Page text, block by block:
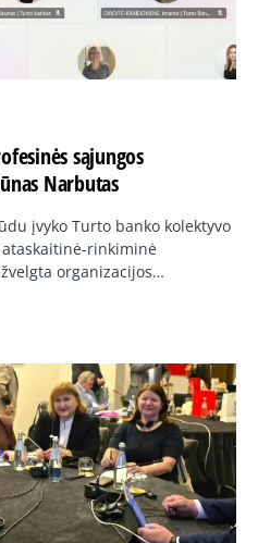
sąjungos
Narbutas
įvyko Turto banko kolektyvo
ataskaitinė-rinkiminė
organizacijos…